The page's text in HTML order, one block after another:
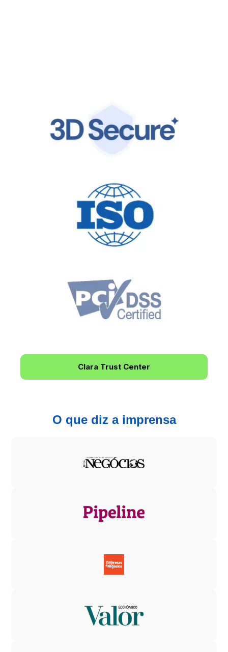
Clara Trust Center
O que diz a imprensa